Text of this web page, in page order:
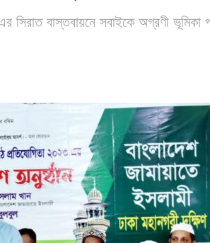
সিরাত বাস্তবায়নে সবাইকে অগ্রণী ভূমিকা